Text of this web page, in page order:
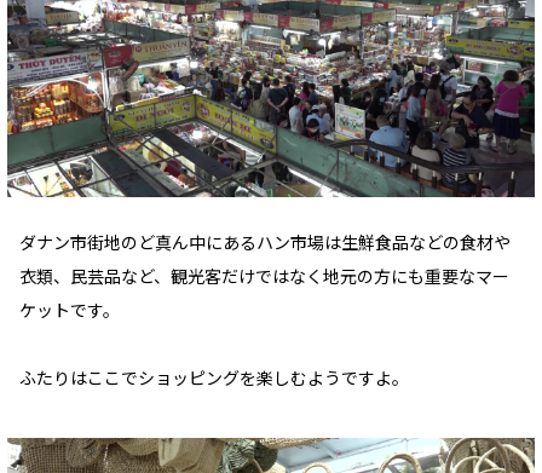
ダナン市街地のど真ん中にあるハン市場は生鮮食品などの食材や
衣類、民芸品など、観光客だけではなく地元の方にも重要なマー
ケットです。
ふたりはここでショッピングを楽しむようですよ。